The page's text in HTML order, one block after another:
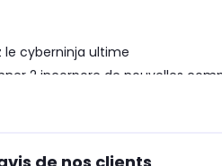
le cyberninja ultime
2 incorpore de nouvelles
2 ont un comportement